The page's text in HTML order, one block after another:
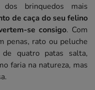
brinquedos mais
de caça do seu felino
se consigo. Com
penas, rato ou peluche
quatro patas salta,
faria na natureza, mas